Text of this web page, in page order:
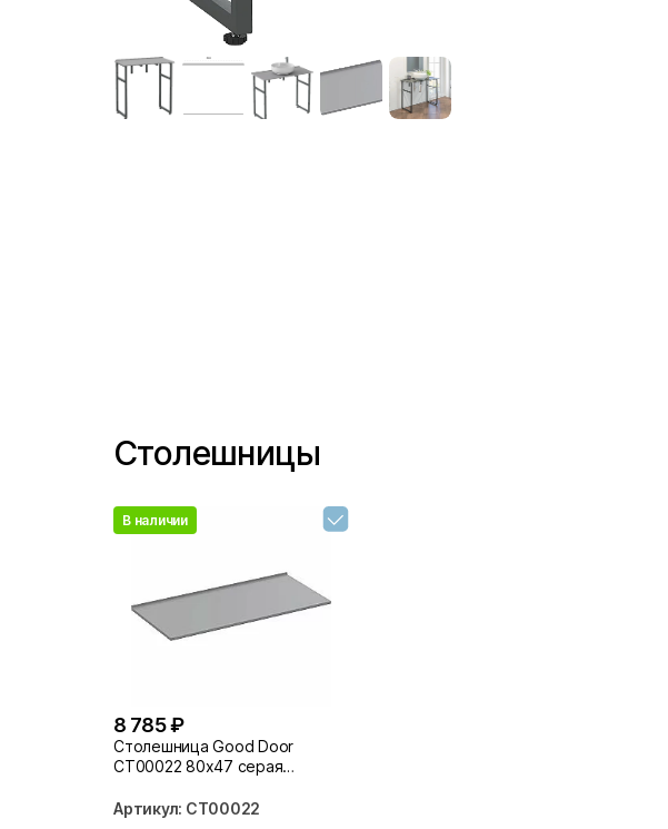
Столешницы
В наличии
8 785 ₽
Столешница Good Door
СТ00022 80х47 серая
Артикул: СТ00022